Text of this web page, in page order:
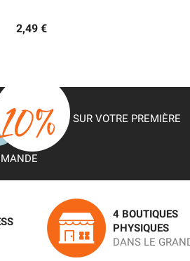
2,49 €
SUR VOTRE PREMIÈRE
4 BOUTIQUES
PHYSIQUES
DANS LE